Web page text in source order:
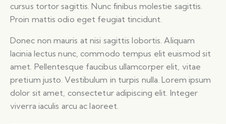
cursus tortor sagittis. Nunc finibus molestie sagittis.
Proin mattis odio eget feugiat tincidunt.
Donec non mauris at nisi sagittis lobortis. Aliquam
lacinia lectus nunc, commodo tempus elit euismod sit
amet. Pellentesque faucibus ullamcorper elit, vitae
pretium justo. Vestibulum in turpis nulla. Lorem ipsum
dolor sit amet, consectetur adipiscing elit. Integer
viverra iaculis arcu ac laoreet.